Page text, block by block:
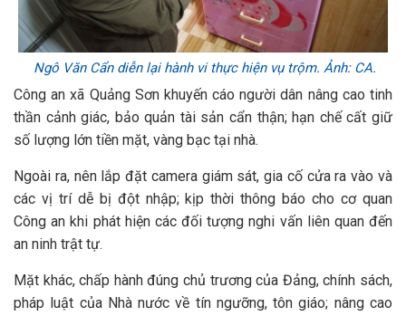
Ngô Văn Cẩn diễn lại hành vi thực hiện vụ trộm. Ảnh: CA.
Công an xã Quảng Sơn khuyến cáo người dân nâng cao tinh
thần cảnh giác, bảo quản tài sản cẩn thận; hạn chế cất giữ
số lượng lớn tiền mặt, vàng bạc tại nhà.
Ngoài ra, nên lắp đặt camera giám sát, gia cố cửa ra vào và
các vị trí dễ bị đột nhập; kịp thời thông báo cho cơ quan
Công an khi phát hiện các đối tượng nghi vấn liên quan đến
an ninh trật tự.
Mặt khác, chấp hành đúng chủ trương của Đảng, chính sách,
pháp luật của Nhà nước về tín ngưỡng, tôn giáo; nâng cao